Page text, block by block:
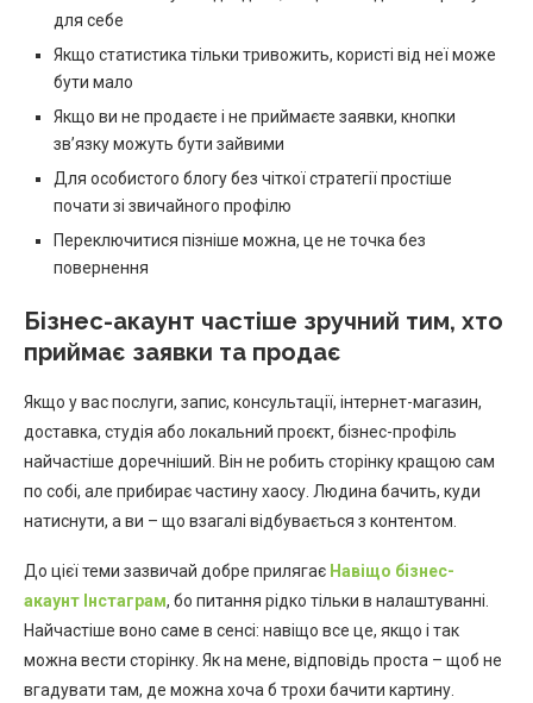
для себе
Якщо статистика тільки тривожить, користі від неї може
бути мало
Якщо ви не продаєте і не приймаєте заявки, кнопки
зв’язку можуть бути зайвими
Для особистого блогу без чіткої стратегії простіше
почати зі звичайного профілю
Переключитися пізніше можна, це не точка без
повернення
Бізнес-акаунт частіше зручний тим, хто
приймає заявки та продає
Якщо у вас послуги, запис, консультації, інтернет-магазин,
доставка, студія або локальний проєкт, бізнес-профіль
найчастіше доречніший. Він не робить сторінку кращою сам
по собі, але прибирає частину хаосу. Людина бачить, куди
натиснути, а ви – що взагалі відбувається з контентом.
До цієї теми зазвичай добре прилягає Навіщо бізнес-
акаунт Інстаграм, бо питання рідко тільки в налаштуванні.
Найчастіше воно саме в сенсі: навіщо все це, якщо і так
можна вести сторінку. Як на мене, відповідь проста – щоб не
вгадувати там, де можна хоча б трохи бачити картину.